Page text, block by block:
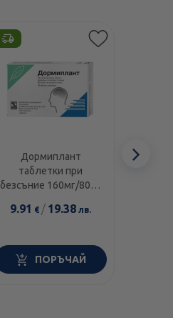
Дормиплант
таблетки при
безсъние 160мг/80мг
9.91 € / 19.38 лв.
ПОРЪЧАЙ